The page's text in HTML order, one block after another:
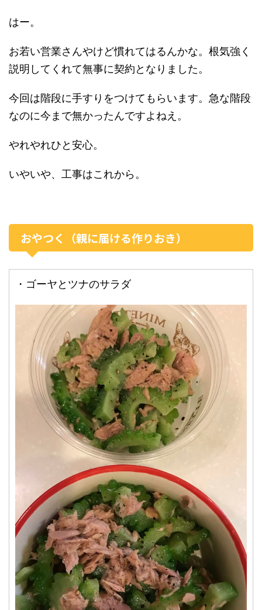
はー。
お若い営業さんやけど慣れてはるんかな。根気強く
説明してくれて無事に契約となりました。
今回は階段に手すりをつけてもらいます。急な階段
なのに今まで無かったんですよねえ。
やれやれひと安心。
いやいや、工事はこれから。
おやつく（親に届ける作りおき）
・ゴーヤとツナのサラダ